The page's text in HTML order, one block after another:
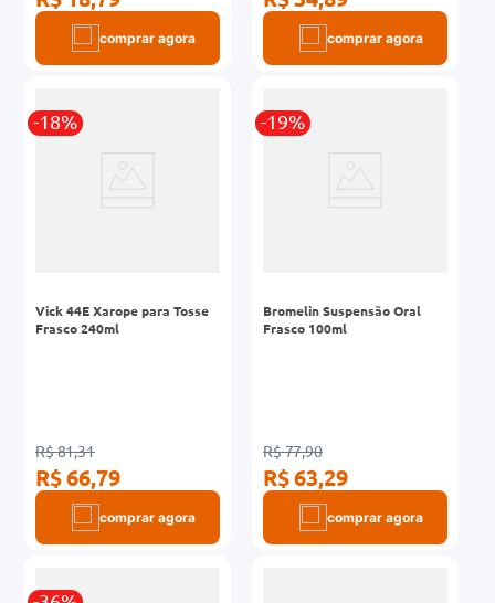
comprar agora comprar agora
-18%
Vick 44E Xarope para Tosse
Frasco 240ml
R$ 81,31
R$ 66,79
comprar agora
-19%
Bromelin Suspensão Oral
Frasco 100ml
R$ 77,90
R$ 63,29
comprar agora